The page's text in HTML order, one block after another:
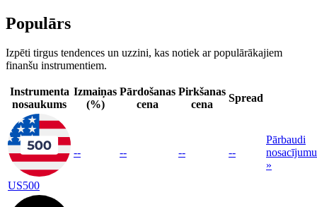
Populārs
Izpēti tirgus tendences un uzzini, kas notiek ar populārākajiem
finanšu instrumentiem.
Instrumenta
nosaukums
Izmaiņas
(%)
Pārdošanas
cena
Pirkšanas
cena
Spread
US500
-- -- -- --
Pārbaudi
»